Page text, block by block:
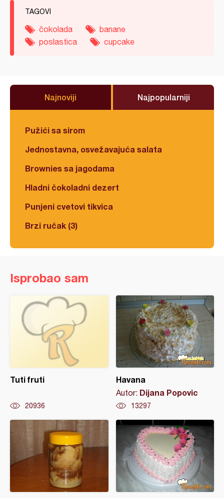
TAGOVI
čokolada
banane
poslastica
cupcake
Najnoviji Najpopularniji
Pužići sa sirom
Jednostavna, osvežavajuća salata
Brownies sa jagodama
Hladni čokoladni dezert
Punjeni cvetovi tikvica
Brzi ručak (3)
Isprobao sam
Tuti fruti
20936
Havana
Autor: Dijana Popovic
13297